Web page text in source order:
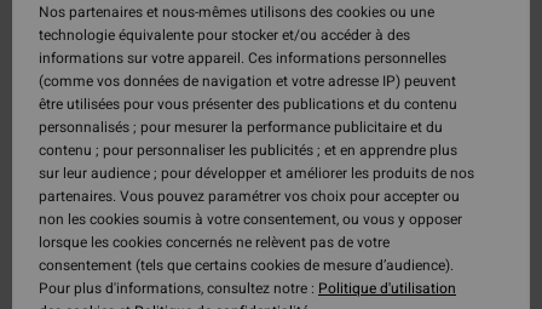
Nos partenaires et nous-mêmes utilisons des cookies ou une
technologie équivalente pour stocker et/ou accéder à des
informations sur votre appareil. Ces informations personnelles
(comme vos données de navigation et votre adresse IP) peuvent
être utilisées pour vous présenter des publications et du contenu
personnalisés ; pour mesurer la performance publicitaire et du
contenu ; pour personnaliser les publicités ; et en apprendre plus
sur leur audience ; pour développer et améliorer les produits de nos
partenaires. Vous pouvez paramétrer vos choix pour accepter ou
non les cookies soumis à votre consentement, ou vous y opposer
lorsque les cookies concernés ne relèvent pas de votre
consentement (tels que certains cookies de mesure d’audience).
Pour plus d'informations, consultez notre : Politique d'utilisation